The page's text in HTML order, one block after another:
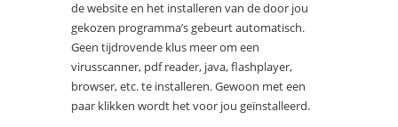
de website en het installeren van de door jou
gekozen programma’s gebeurt automatisch.
Geen tijdrovende klus meer om een
virusscanner, pdf reader, java, flashplayer,
browser, etc. te installeren. Gewoon met een
paar klikken wordt het voor jou geïnstalleerd.